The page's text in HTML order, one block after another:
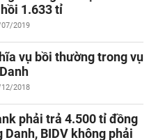
1.633 tỉ
2019
vụ bồi thường trong vụ
12/2018
phải trả 4.500 tỉ đồng
Danh, BIDV không phải